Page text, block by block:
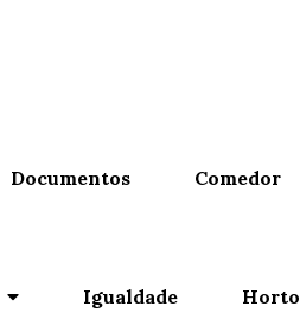
Documentos Comedor
Igualdade Horto